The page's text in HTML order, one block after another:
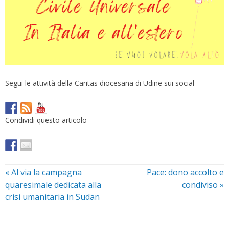
Segui le attività della Caritas diocesana di Udine sui social
Condividi questo articolo
«Al via la campagna
quaresimale dedicata alla
crisi umanitaria in Sudan
Pace: dono accolto e
condiviso »